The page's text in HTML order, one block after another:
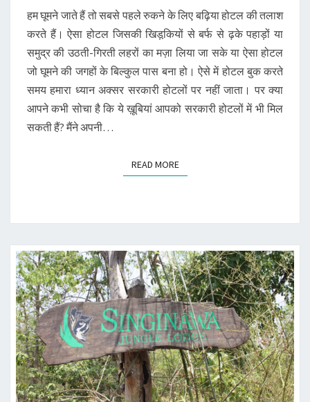
जानें
क्या
हैं
इनकी
ख़ूबियां
और
क्या
है
हम घूमने जाते हैं तो सबसे पहले रुकने के लिए बढ़िया होटल की तलाश
करते हैं। ऐसा होटल जिसकी खिड़कि़यों से बर्फ से ढ़के पहाड़ों या
समुद्र की उठती-गिरती लहरों का मज़ा लिया जा सके या ऐसा होटल
जो घूमने की जगहों के बिल्कुल पास बना हो। ऐसे में होटल बुक करते
समय हमारा ध्यान अक्सर सरकारी होटलों पर नहीं जाता। पर क्या
आपने कभी सोचा है कि ये ख़ूबियां आपको सरकारी होटलों में भी मिल
सकती हैं? मैंने अपनी…
READ MOREREAD MORE